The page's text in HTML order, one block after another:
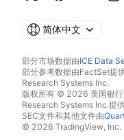
简体中文
部分市场数据由ICE Data
部分参考数据由FactSet
Research Systems Inc.
版权所有 © 2026 美国银
Research Systems Inc.提
SEC文件和其他文件由
© 2026 TradingView, Inc.